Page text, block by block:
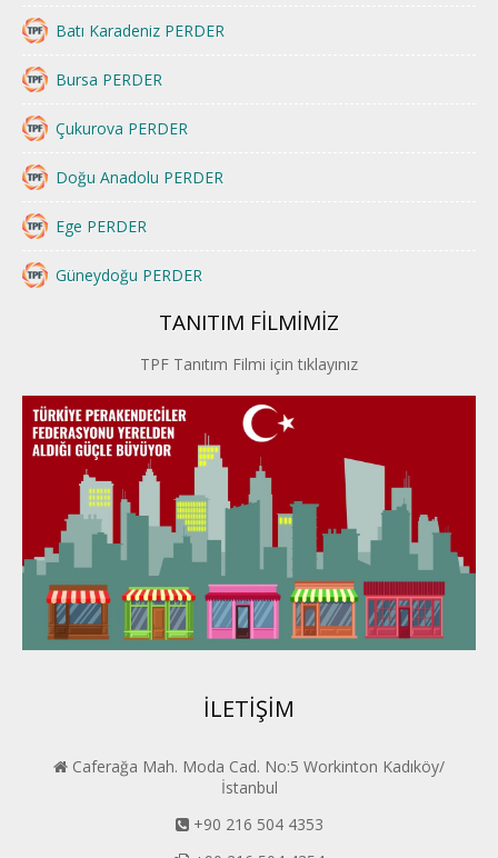
Batı Karadeniz PERDER
Bursa PERDER
Çukurova PERDER
Doğu Anadolu PERDER
Ege PERDER
Güneydoğu PERDER
İstanbul PERDER
İpek Yolu PERDER
Kayseri PERDER
Karadeniz Perder
Konya PERDER
Van PERDER
BEYPER
TANITIM FİLMİMİZ
TPF Tanıtım Filmi için tıklayınız
İLETİŞİM
Caferağa Mah. Moda Cad. No:5 Workinton Kadıköy/
İstanbul
+90 216 504 4353